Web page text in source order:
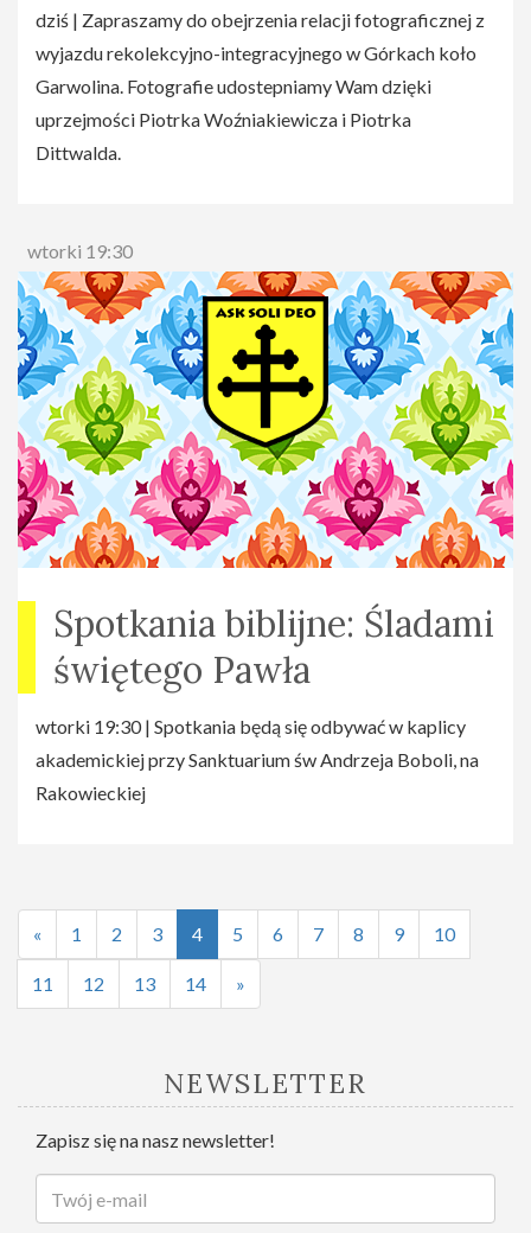
dziś | Zapraszamy do obejrzenia relacji fotograficznej z
wyjazdu rekolekcyjno-integracyjnego w Górkach koło
Garwolina. Fotografie udostepniamy Wam dzięki
uprzejmości Piotrka Woźniakiewicza i Piotrka
Dittwalda.
wtorki 19:30
Spotkania biblijne: Śladami
świętego Pawła
wtorki 19:30 | Spotkania będą się odbywać w kaplicy
akademickiej przy Sanktuarium św Andrzeja Boboli, na
Rakowieckiej
« 1 2 3 4 5 6 7 8 9 10
11 12 13 14 »
NEWSLETTER
Zapisz się na nasz newsletter!